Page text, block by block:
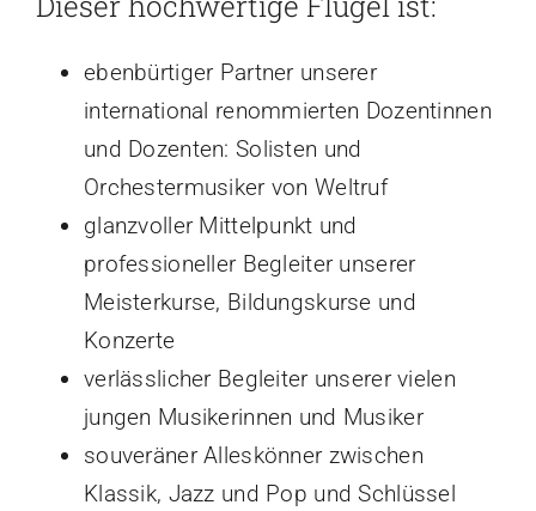
ebenbürtiger Partner unserer
international renommierten Dozentinnen
und Dozenten: Solisten und
Orchestermusiker von Weltruf
glanzvoller Mittelpunkt und
professioneller Begleiter unserer
Meisterkurse, Bildungskurse und
Konzerte
verlässlicher Begleiter unserer vielen
jungen Musikerinnen und Musiker
souveräner Alleskönner zwischen
Klassik, Jazz und Pop und Schlüssel